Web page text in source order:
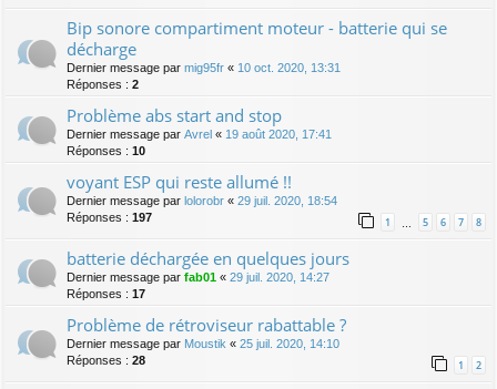
Bip sonore compartiment moteur - batterie qui se
décharge
Dernier message par mig95fr « 10 oct. 2020, 13:31
Réponses : 2
Problème abs start and stop
Dernier message par Avrel « 19 août 2020, 17:41
Réponses : 10
voyant ESP qui reste allumé !!
Dernier message par lolorobr « 29 juil. 2020, 18:54
Réponses : 197 1 … 5 6 7 8
batterie déchargée en quelques jours
Dernier message par fab01 « 29 juil. 2020, 14:27
Réponses : 17
Problème de rétroviseur rabattable ?
Dernier message par Moustik « 25 juil. 2020, 14:10
Réponses : 28 1 2